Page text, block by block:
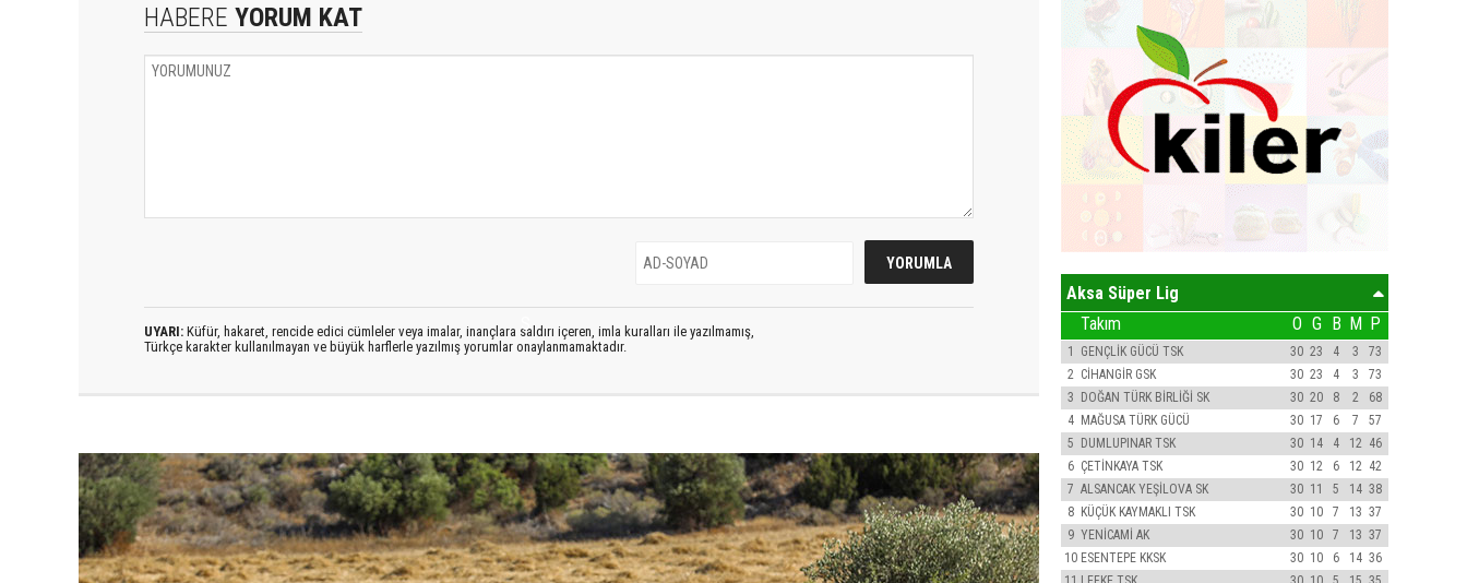
HABERE YORUM KAT
UYARI: Küfür, hakaret, rencide edici cümleler veya imalar, inançlara saldırı içeren, imla kuralları ile yazılmamış,
Türkçe karakter kullanılmayan ve büyük harflerle yazılmış yorumlar onaylanmamaktadır.
Aksa Süper Lig
Takım O G B M P
1 GENÇLİK GÜCÜ TSK 30 23 4 3
73
2 CİHANGİR GSK 30 23 4 3
73
3 DOĞAN TÜRK BİRLİĞİ SK 30 20 8 2
68
4 MAĞUSA TÜRK GÜCÜ 30 17 6 7
57
5 DUMLUPINAR TSK 30 14 4 12 46
6 ÇETİNKAYA TSK 30 12 6 12 42
7 ALSANCAK YEŞİLOVA SK 30 11 5 14 38
8 KÜÇÜK KAYMAKLI TSK 30 10 7 13 37
9 YENİCAMİ AK 30 10 7 13 37
10 ESENTEPE KKSK 30 10 6 14 36